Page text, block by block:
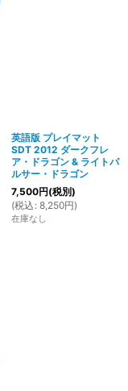
英語版 プレイマット
SDT 2012 ダークフレ
ア・ドラゴン & ライトパ
ルサー・ドラゴン
7,500円(税別)
(税込 : 8,250円)
在庫なし